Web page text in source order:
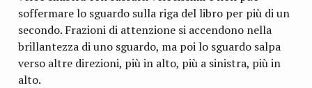
soffermare lo sguardo sulla riga del libro per più di un
secondo. Frazioni di attenzione si accendono nella
brillantezza di uno sguardo, ma poi lo sguardo salpa
verso altre direzioni, più in alto, più a sinistra, più in
alto.